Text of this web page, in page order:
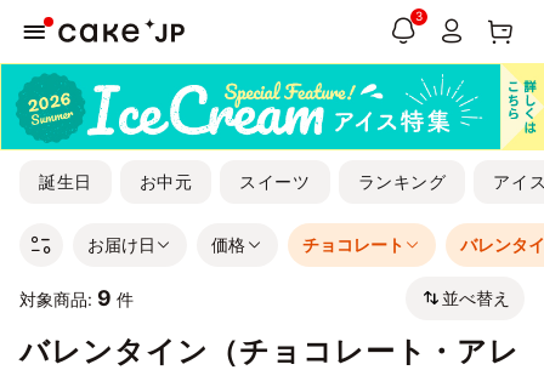
3
誕生日 お中元 スイーツ ランキング アイ
お届け日 価格 チョコレート バレンタ
対象商品: 9 件 並べ替え
バレンタイン（チョコレート・アレ